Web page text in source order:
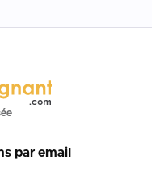
par email